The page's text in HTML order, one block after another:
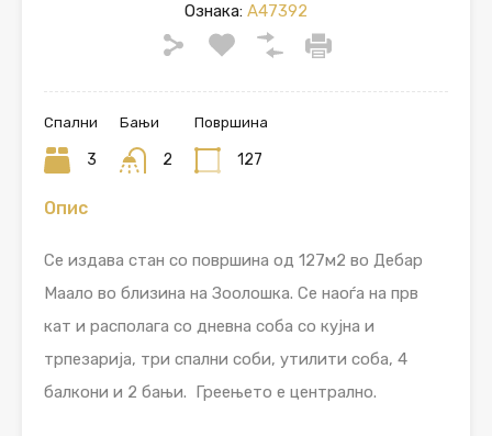
Ознака: A47392
Спални
3
Бањи
2
Површина
127
Опис
Се издава стан со површина од 127м2 во Дебар
Маало во близина на Зоолошка. Се наоѓа на прв
кат и располага со дневна соба со кујна и
трпезарија, три спални соби, утилити соба, 4
балкони и 2 бањи. Греењето е централно.